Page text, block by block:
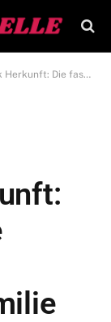
einer Puppenspielerfamilie